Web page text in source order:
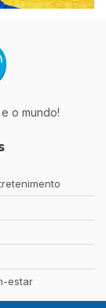
o mundo!
estar